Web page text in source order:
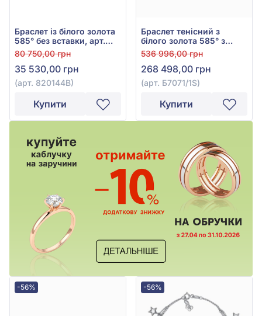
Браслет із білого золота
585° без вставки, арт.
820144В
80 750,00 грн
35 530,00 грн
(арт. 820144В)
Купити
Браслет тенісний з
білого золота 585° з
діамантами 2,08ct, арт.
Б7071/1S
536 996,00 грн
268 498,00 грн
(арт. Б7071/1S)
Купити
-56% -56%